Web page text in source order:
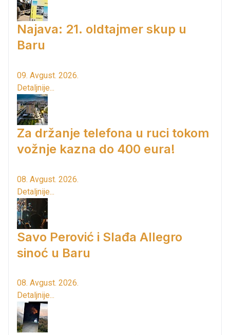
Najava: 21. oldtajmer skup u
Baru
09. Avgust. 2026.
Detaljnije...
Za držanje telefona u ruci tokom
vožnje kazna do 400 eura!
08. Avgust. 2026.
Detaljnije...
Savo Perović i Slađa Allegro
sinoć u Baru
08. Avgust. 2026.
Detaljnije...